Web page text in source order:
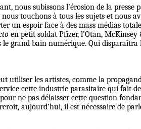
nous subissons l’érosion de la presse
touchons à tous les sujets et nous
un espoir face à des mass médias
en petit soldat Pfizer, l’Otan, McKinsey
le grand bain numérique. Qui disparaîtra
utiliser les artistes, comme la
cette industrie parasitaire qui fait
ne pas délaisser cette question
aujourd’hui, il est nécessaire de